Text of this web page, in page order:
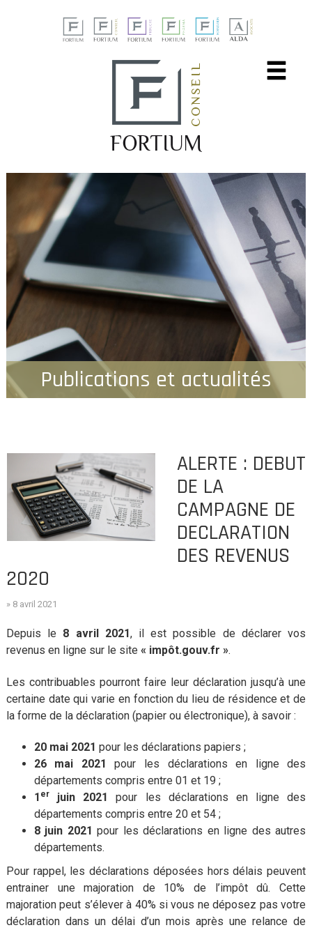
Publications et actualités
ALERTE : DEBUT
DE LA
CAMPAGNE DE
DECLARATION
DES REVENUS
2020
» 8 avril 2021
Depuis le 8 avril 2021, il est possible de déclarer vos
revenus en ligne sur le site « impôt.gouv.fr ».
Les contribuables pourront faire leur déclaration jusqu’à une
certaine date qui varie en fonction du lieu de résidence et de
la forme de la déclaration (papier ou électronique), à savoir :
20 mai 2021 pour les déclarations papiers ;
26 mai 2021
pour les déclarations en ligne des
départements compris entre 01 et 19 ;
1 erjuin 2021
pour les déclarations en ligne des
départements compris entre 20 et 54 ;
8 juin 2021 pour les déclarations en ligne des autres
départements.
Pour rappel, les déclarations déposées hors délais peuvent
entrainer une majoration de 10% de l’impôt dû. Cette
majoration peut s’élever à 40% si vous ne déposez pas votre
déclaration dans un délai d’un mois après une relance de